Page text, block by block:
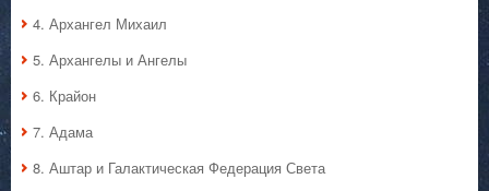
4. Архангел Михаил
5. Архангелы и Ангелы
6. Крайон
7. Адама
8. Аштар и Галактическая Федерация Света